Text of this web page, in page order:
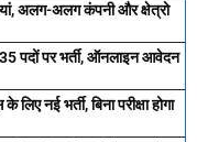
अलग-अलग कंपनी और क्षेत्रो
पर भर्ती, ऑनलाइन आवेदन
नई भर्ती, बिना परीक्षा होगा